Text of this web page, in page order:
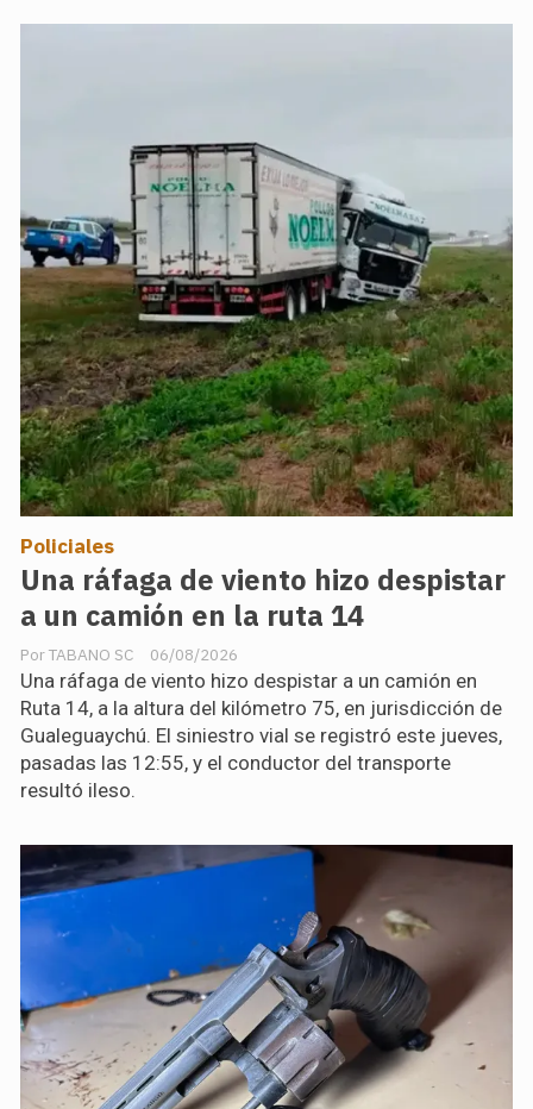
Una ráfaga de viento hizo despistar
a un camión en la ruta 14
TABANO SC
Policiales
06/08/2026
Una ráfaga de viento hizo despistar a un camión en
Ruta 14, a la altura del kilómetro 75, en jurisdicción de
Gualeguaychú. El siniestro vial se registró este jueves,
pasadas las 12:55, y el conductor del transporte
resultó ileso.